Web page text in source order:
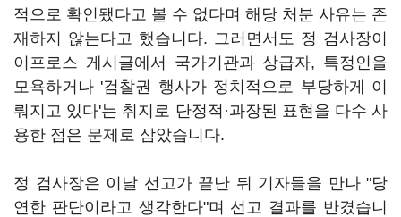
적으로 확인됐다고 볼 수 없다며 해당 처분 사유는 존
재하지 않는다고 했습니다. 그러면서도 정 검사장이
이프로스 게시글에서 국가기관과 상급자, 특정인을
모욕하거나 '검찰권 행사가 정치적으로 부당하게 이
뤄지고 있다'는 취지로 단정적·과장된 표현을 다수 사
용한 점은 문제로 삼았습니다.
정 검사장은 이날 선고가 끝난 뒤 기자들을 만나 "당
연한 판단이라고 생각한다"며 선고 결과를 반겼습니